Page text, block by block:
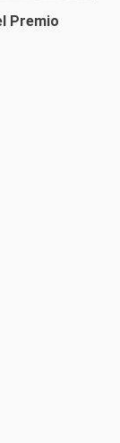
Premio